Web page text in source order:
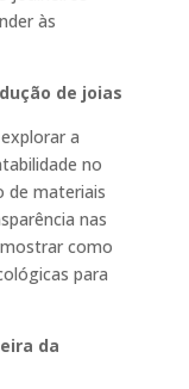
às
de joias
a
no
de materiais
nas
como
para
da